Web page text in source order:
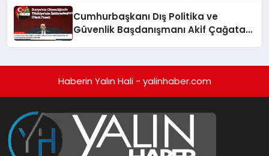
Cumhurbaşkanı Dış Politika ve
Güvenlik Başdanışmanı Akif Çağatay
Haberin Yalın Hali - yalinhaber.com